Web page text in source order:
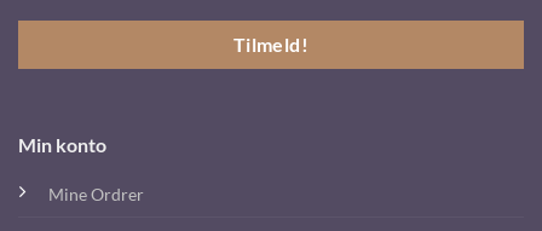
Min konto
Mine Ordrer